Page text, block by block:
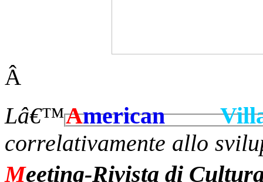
Â
Lâ€™American
correlativamente allo
Meeting-Rivista di